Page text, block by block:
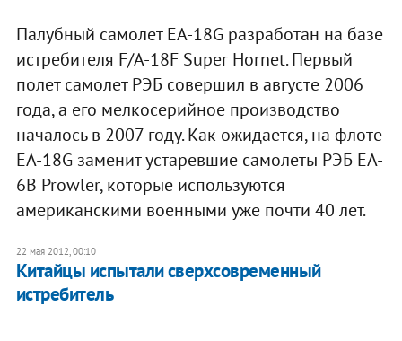
Палубный самолет EA-18G разработан на базе
истребителя F/A-18F Super Hornet. Первый
полет самолет РЭБ совершил в августе 2006
года, а его мелкосерийное производство
началось в 2007 году. Как ожидается, на флоте
EA-18G заменит устаревшие самолеты РЭБ EA-
6B Prowler, которые используются
американскими военными уже почти 40 лет.
22 мая 2012, 00:10
Китайцы испытали сверхсовременный
истребитель